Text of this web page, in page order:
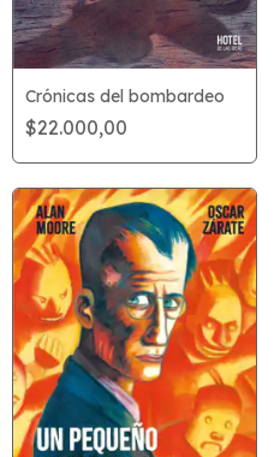
Crónicas del bombardeo
$22.000,00